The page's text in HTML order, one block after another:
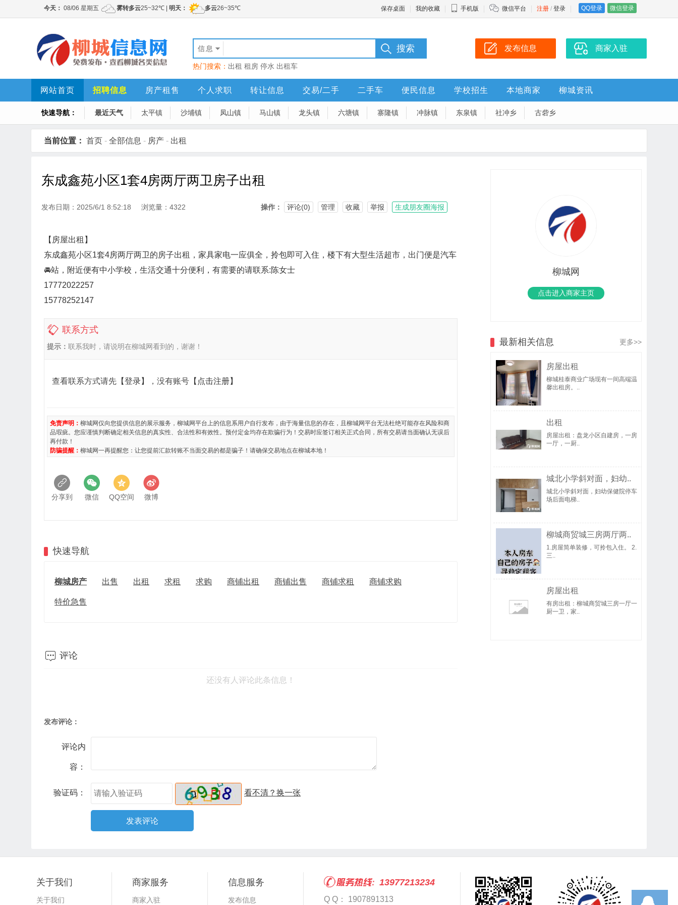
保存桌面 我的收藏 手机版 微信平台 注册 / 登录 QQ登录 微信登录
信息
热门搜索： 出租 租房 停水 出租车
发布信息 商家入驻
网站首页 招聘信息 房产租售 个人求职 转让信息 交易/二手 二手车 便民信息 学校招生 本地商家 柳城资讯
快速导航： 最近天气 太平镇 沙埔镇 凤山镇 马山镇 龙头镇 六塘镇 寨隆镇 冲脉镇 东泉镇 社冲乡 古砦乡
当前位置： 首页 - 全部信息 - 房产 - 出租
东成鑫苑小区1套4房两厅两卫房子出租
发布日期：2025/6/1 8:52:18 浏览量：4322 操作： 评论(0) 管理 收藏 举报 生成朋友圈海报
【房屋出租】
东成鑫苑小区1套4房两厅两卫的房子出租，家具家电一应俱全，拎包即可入住，楼下有大型生活超市，出门便是汽车
🚘站，附近便有中小学校，生活交通十分便利，有需要的请联系:陈女士
17772022257
15778252147
联系方式
提示： 联系我时，请说明在柳城网看到的，谢谢！
查看联系方式请先 【登录】 ，没有账号 【点击注册】
免责声明： 柳城网仅向您提供信息的展示服务，柳城网平台上的信息系用户自行发布，由于海量信息的存在，且柳城网平台无法杜绝可能存在风险和商
品瑕疵。您应谨慎判断确定相关信息的真实性、合法性和有效性。预付定金均存在欺骗行为！交易时应签订相关正式合同，所有交易请当面确认无误后
再付款！
防骗提醒： 柳城网一再提醒您：让您提前汇款转账不当面交易的都是骗子！请确保交易地点在柳城本地！
分享到 微信 QQ空间 微博
快速导航
柳城房产 出售 出租 求租 求购 商铺出租 商铺出售 商铺求租 商铺求购
特价急售
 评论
还没有人评论此条信息！
发布评论：
评论内
容：
验证码： 看不清？换一张
柳城网
点击进入商家主页
最新相关信息 更多>>
房屋出租
柳城桂泰商业广场现有一间高端温
馨出租房。..
出租
房屋出租：盘龙小区自建房，一房
一厅，一厨..
城北小学斜对面，妇幼..
城北小学斜对面，妇幼保健院停车
场后面电梯..
柳城商贸城三房两厅两..
1.房屋简单装修，可拎包入住。 2.
三..
房屋出租
有房出租：柳城商贸城三房一厅一
厨一卫，家..
关于我们
关于我们
商家服务
商家入驻
信息服务
发布信息
13977213234
Q Q： 1907891313